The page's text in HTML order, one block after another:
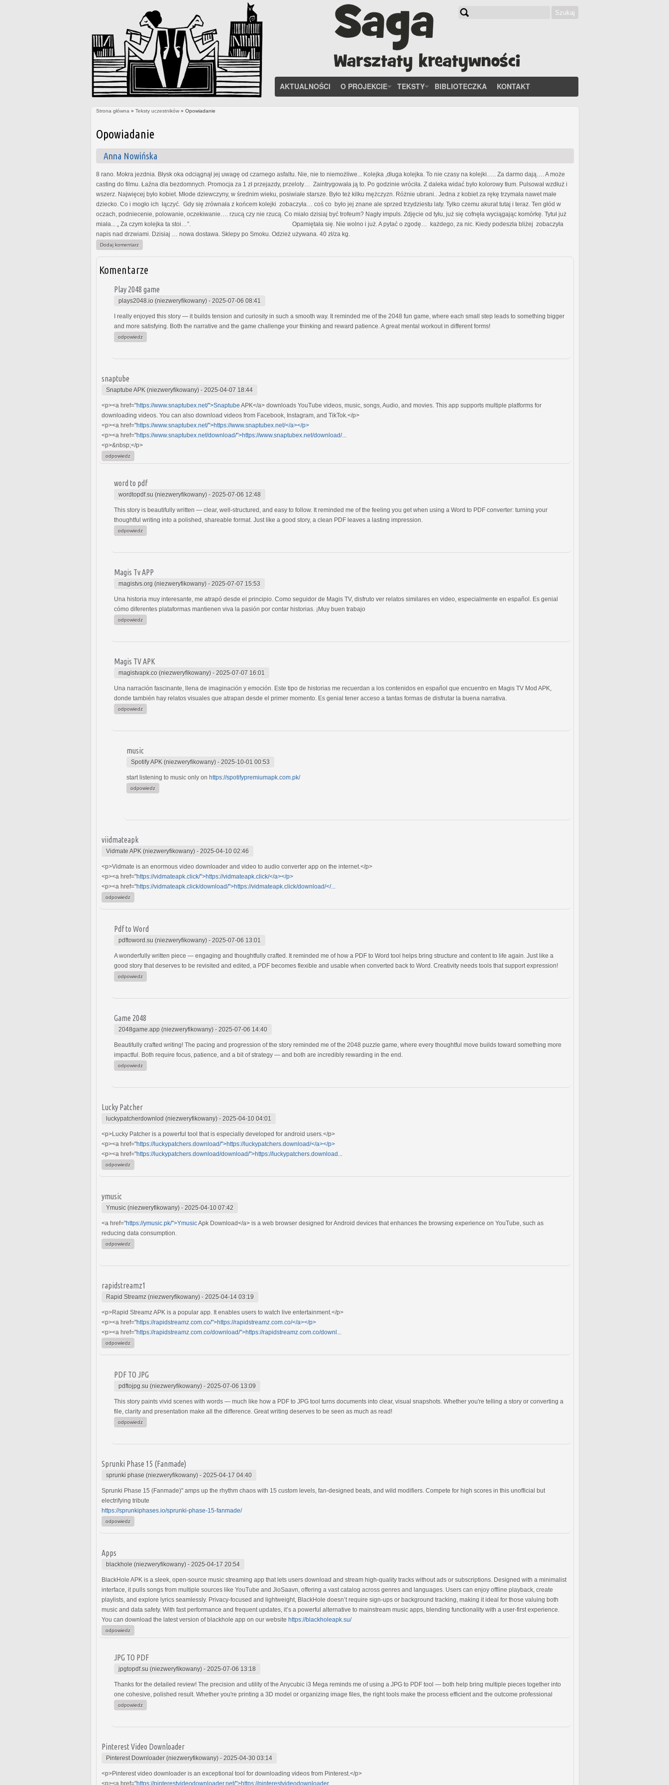
Szukaj
AKTUALNOŚCI O PROJEKCIE TEKSTY BIBLIOTECZKA KONTAKT
Strona główna » Teksty uczestników » Opowiadanie
Opowiadanie
Anna Nowińska
8 rano. Mokra jezdnia. Błysk oka odciągnął jej uwagę od czarnego asfaltu. Nie, nie to niemożliwe... Kolejka ,długa kolejka. To nie czasy na kolejki….. Za darmo dają…. A może
casting do filmu. Łaźna dla bezdomnych. Promocja za 1 zł przejazdy, przeloty… Zaintrygowała ją to. Po godzinie wróciła. Z daleka widać było kolorowy tłum. Pulsował wzdłuż i
wszerz. Najwięcej było kobiet. Młode dziewczyny, w średnim wieku, posiwiałe starsze. Było też kilku mężczyzn. Różnie ubrani.. Jedna z kobiet za rękę trzymała nawet małe
dziecko. Co i mogło ich łączyć. Gdy się zrównała z końcem kolejki zobaczyła… coś co było jej znane ale sprzed trzydziestu laty. Tylko czemu akurat tutaj i teraz. Ten głód w
oczach, podniecenie, polowanie, oczekiwanie…. rzucą czy nie rzucą. Co miało dzisiaj być trofeum? Nagły impuls. Zdjęcie od tyłu, już się cofnęła wyciągając komórkę. Tytuł już
miała... „ Za czym kolejka ta stoi…”. Opamiętała się. Nie wolno i już. A pytać o zgodę… każdego, za nic. Kiedy podeszła bliżej zobaczyła
napis nad drzwiami. Dzisiaj … nowa dostawa. Sklepy po Smoku. Odzież używana. 40 zł/za kg.
Dodaj komentarz
Komentarze
Play 2048 game
plays2048.io (niezweryfikowany) - 2025-07-06 08:41
I really enjoyed this story — it builds tension and curiosity in such a smooth way. It reminded me of the 2048 fun game, where each small step leads to something bigger
and more satisfying. Both the narrative and the game challenge your thinking and reward patience. A great mental workout in different forms!
odpowiedz
snaptube
Snaptube APK (niezweryfikowany) - 2025-04-07 18:44
<p><a href="https://www.snaptubex.net/">Snaptube APK</a> downloads YouTube videos, music, songs, Audio, and movies. This app supports multiple platforms for
downloading videos. You can also download videos from Facebook, Instagram, and TikTok.</p>
<p><a href="https://www.snaptubex.net/">https://www.snaptubex.net/</a></p>
<p><a href="https://www.snaptubex.net/download/">https://www.snaptubex.net/download/...
<p>&nbsp;</p>
odpowiedz
word to pdf
wordtopdf.su (niezweryfikowany) - 2025-07-06 12:48
This story is beautifully written — clear, well-structured, and easy to follow. It reminded me of the feeling you get when using a Word to PDF converter: turning your
thoughtful writing into a polished, shareable format. Just like a good story, a clean PDF leaves a lasting impression.
odpowiedz
Magis Tv APP
magistvs.org (niezweryfikowany) - 2025-07-07 15:53
Una historia muy interesante, me atrapó desde el principio. Como seguidor de Magis TV, disfruto ver relatos similares en video, especialmente en español. Es genial
cómo diferentes plataformas mantienen viva la pasión por contar historias. ¡Muy buen trabajo
odpowiedz
Magis TV APK
magistvapk.co (niezweryfikowany) - 2025-07-07 16:01
Una narración fascinante, llena de imaginación y emoción. Este tipo de historias me recuerdan a los contenidos en español que encuentro en Magis TV Mod APK,
donde también hay relatos visuales que atrapan desde el primer momento. Es genial tener acceso a tantas formas de disfrutar la buena narrativa.
odpowiedz
music
Spotify APK (niezweryfikowany) - 2025-10-01 00:53
start listening to music only on https://spotifypremiumapk.com.pk/
odpowiedz
viidmateapk
Vidmate APK (niezweryfikowany) - 2025-04-10 02:46
<p>Vidmate is an enormous video downloader and video to audio converter app on the internet.</p>
<p><a href="https://vidmateapk.click/">https://vidmateapk.click/</a></p>
<p><a href="https://vidmateapk.click/download/">https://vidmateapk.click/download/</...
odpowiedz
Pdf to Word
pdftoword.su (niezweryfikowany) - 2025-07-06 13:01
A wonderfully written piece — engaging and thoughtfully crafted. It reminded me of how a PDF to Word tool helps bring structure and content to life again. Just like a
good story that deserves to be revisited and edited, a PDF becomes flexible and usable when converted back to Word. Creativity needs tools that support expression!
odpowiedz
Game 2048
2048game.app (niezweryfikowany) - 2025-07-06 14:40
Beautifully crafted writing! The pacing and progression of the story reminded me of the 2048 puzzle game, where every thoughtful move builds toward something more
impactful. Both require focus, patience, and a bit of strategy — and both are incredibly rewarding in the end.
odpowiedz
Lucky Patcher
luckypatcherdownlod (niezweryfikowany) - 2025-04-10 04:01
<p>Lucky Patcher is a powerful tool that is especially developed for android users.</p>
<p><a href="https://luckypatchers.download/">https://luckypatchers.download/</a></p>
<p><a href="https://luckypatchers.download/download/">https://luckypatchers.download...
odpowiedz
ymusic
Ymusic (niezweryfikowany) - 2025-04-10 07:42
<a href="https://ymusic.pk/">YmusicApk Download</a> is a web browser designed for Android devices that enhances the browsing experience on YouTube, such as
reducing data consumption.
odpowiedz
rapidstreamz1
Rapid Streamz (niezweryfikowany) - 2025-04-14 03:19
<p>Rapid Streamz APK is a popular app. It enables users to watch live entertainment.</p>
<p><a href="https://rapidstreamz.com.co/">https://rapidstreamz.com.co/</a></p>
<p><a href="https://rapidstreamz.com.co/download/">https://rapidstreamz.com.co/downl...
odpowiedz
PDF TO JPG
pdftojpg.su (niezweryfikowany) - 2025-07-06 13:09
This story paints vivid scenes with words — much like how a PDF to JPG tool turns documents into clear, visual snapshots. Whether you're telling a story or converting a
file, clarity and presentation make all the difference. Great writing deserves to be seen as much as read!
odpowiedz
Sprunki Phase 15 (Fanmade)
sprunki phase (niezweryfikowany) - 2025-04-17 04:40
Sprunki Phase 15 (Fanmade)" amps up the rhythm chaos with 15 custom levels, fan-designed beats, and wild modifiers. Compete for high scores in this unofficial but
electrifying tribute
https://sprunkiphases.io/sprunki-phase-15-fanmade/
odpowiedz
Apps
blackhole (niezweryfikowany) - 2025-04-17 20:54
BlackHole APK is a sleek, open-source music streaming app that lets users download and stream high-quality tracks without ads or subscriptions. Designed with a minimalist
interface, it pulls songs from multiple sources like YouTube and JioSaavn, offering a vast catalog across genres and languages. Users can enjoy offline playback, create
playlists, and explore lyrics seamlessly. Privacy-focused and lightweight, BlackHole doesn’t require sign-ups or background tracking, making it ideal for those valuing both
music and data safety. With fast performance and frequent updates, it’s a powerful alternative to mainstream music apps, blending functionality with a user-first experience.
You can download the latest version of blackhole app on our website https://blackholeapk.su/
odpowiedz
JPG TO PDF
jpgtopdf.su (niezweryfikowany) - 2025-07-06 13:18
Thanks for the detailed review! The precision and utility of the Anycubic i3 Mega reminds me of using a JPG to PDF tool — both help bring multiple pieces together into
one cohesive, polished result. Whether you're printing a 3D model or organizing image files, the right tools make the process efficient and the outcome professional
odpowiedz
Pinterest Video Downloader
Pinterest Downloader (niezweryfikowany) - 2025-04-30 03:14
<p>Pinterest video downloader is an exceptional tool for downloading videos from Pinterest.</p>
<p><a href="https://pinterestvideodownloader.net/">https://pinterestvideodownloader....